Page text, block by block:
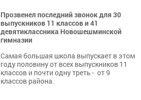
Прозвенел последний звонок для 30
выпускников 11 классов и 41
девятиклассника Новошешминской
гимназии
Самая большая школа выпускает в этом
году половину от всех выпускников 11
классов и почти одну треть - от 9
классов района.